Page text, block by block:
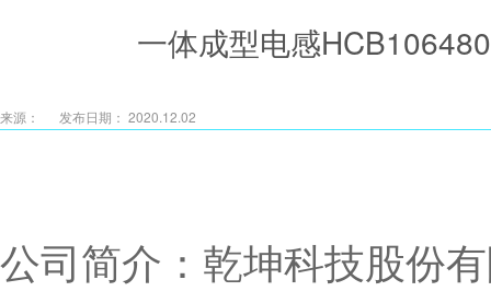
一体成型电感
来源： 发布日期： 2020.12.02
公司简介：乾坤科技股份